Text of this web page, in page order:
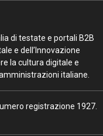
di testate e portali B2B
e dell’Innovazione
la cultura digitale e
italiane.
registrazione 1927.